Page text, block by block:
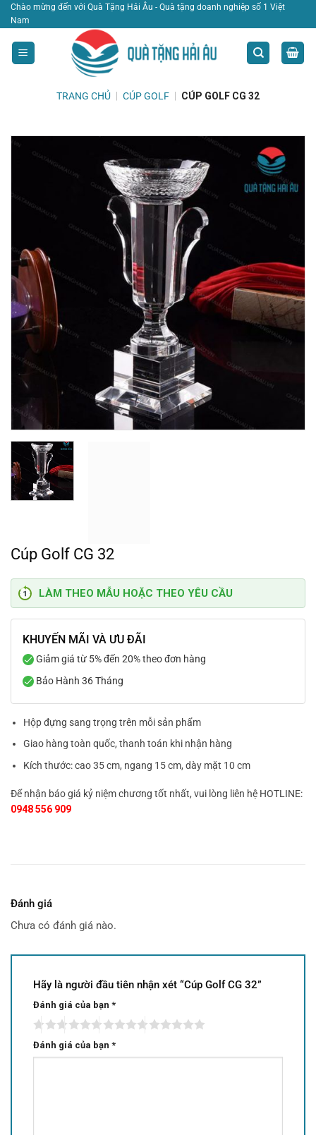
Bỏ
qua
nội
dung
Chào mừng đến với Quà Tặng Hải Âu - Quà tặng doanh nghiệp số 1 Việt
Nam
TRANG CHỦ CÚP GOLF CÚP GOLF CG 32
Cúp Golf CG 32
LÀM THEO MẪU HOẶC THEO YÊU CẦU
KHUYẾN MÃI VÀ ƯU ĐÃI
Giảm giá từ 5% đến 20% theo đơn hàng
Bảo Hành 36 Tháng
Hộp đựng sang trọng trên mỗi sản phẩm
Giao hàng toàn quốc, thanh toán khi nhận hàng
Kích thước: cao 35 cm, ngang 15 cm, dày mặt 10 cm
Để nhận báo giá kỷ niệm chương tốt nhất, vui lòng liên hệ HOTLINE:
0948 556 909
Đánh giá
Chưa có đánh giá nào.
Hãy là người đầu tiên nhận xét “Cúp Golf CG 32”
Đánh giá của bạn *
Đánh giá của bạn *